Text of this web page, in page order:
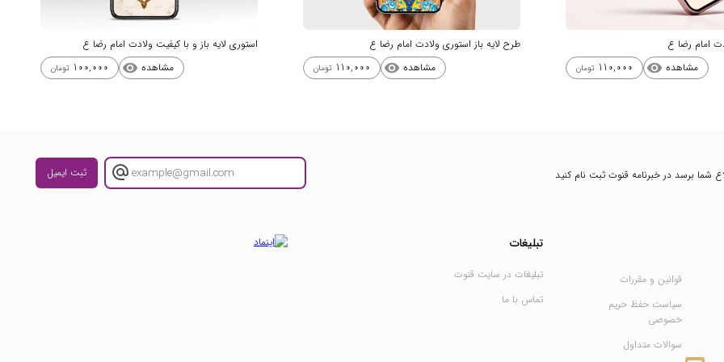
امام رضا ع
مشاهده visibility
110,000 تومان
طرح لایه باز استوری ولادت امام رضا ع
مشاهده visibility
110,000 تومان
استوری لایه باز و با کیفیت ولادت امام رضا ع
مشاهده visibility
100,000 تومان
شما برسد در خبرنامه قنوت ثبت نام کنید ثبت ایمیل
قوانین و مقررات
سیاست حفظ حریم
خصوصی
سوالات متداول
تبلیغات
تبلیغات در سایت قنوت
تماس با ما